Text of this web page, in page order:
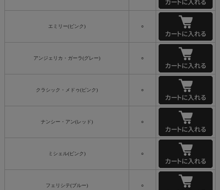
エミリー(ピンク) ○
アンジェリカ・ガーラ(グレー) ○
クラシック・メドゥ(ピンク) ○
ナンシー・アン(レッド) ○
ミシェル(ピンク) ○
フェリシテ(ブルー) ○